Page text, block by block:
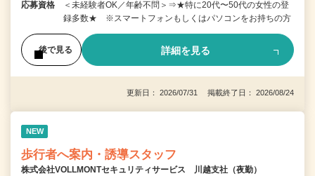
応募資格
＜未経験者OK／年齢不問＞⇒★特に20代〜50代の女性の登
録多数★ ※スマートフォンもしくはパソコンをお持ちの方
後で見る 詳細を見る
更新日： 2026/07/31 掲載終了日： 2026/08/24
NEW
歩行者へ案内・誘導スタッフ
株式会社VOLLMONTセキュリティサービス 川越支社（夜勤）